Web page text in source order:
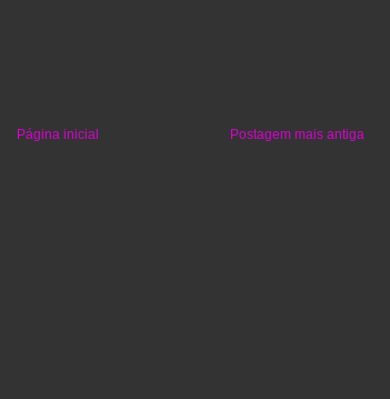
Postagem mais antiga
Página inicial